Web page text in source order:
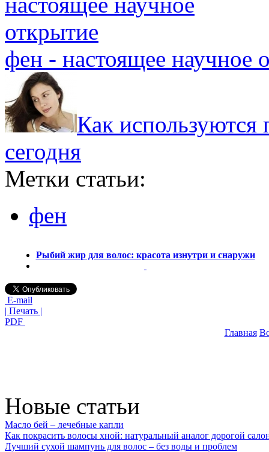
фен - настоящее научное
Как
сегодня
Метки статьи:
фен
Рыбий жир для волос: красота изнутри и снаружи
E-mail
| Печать |
PDF
Главная
Новые статьи
Масло бей – лечебные капли
Как покрасить волосы хной: натуральный аналог дорогой
Лучший сухой шампунь для волос – без воды и проблем